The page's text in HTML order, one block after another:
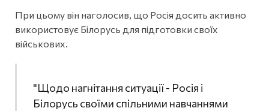
При цьому він наголосив, що Росія досить активно
використовує Білорусь для підготовки своїх
військових.
"Щодо нагнітання ситуації - Росія і
Білорусь своїми спільними навчаннями